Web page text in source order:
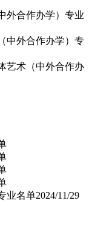
外合作办学）专业
艺术（中外合作办
业名单2024/11/29